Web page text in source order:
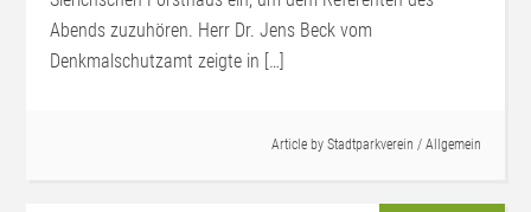
Abends zuzuhören. Herr Dr. Jens Beck vom
Denkmalschutzamt zeigte in […]
Article by Stadtparkverein / Allgemein